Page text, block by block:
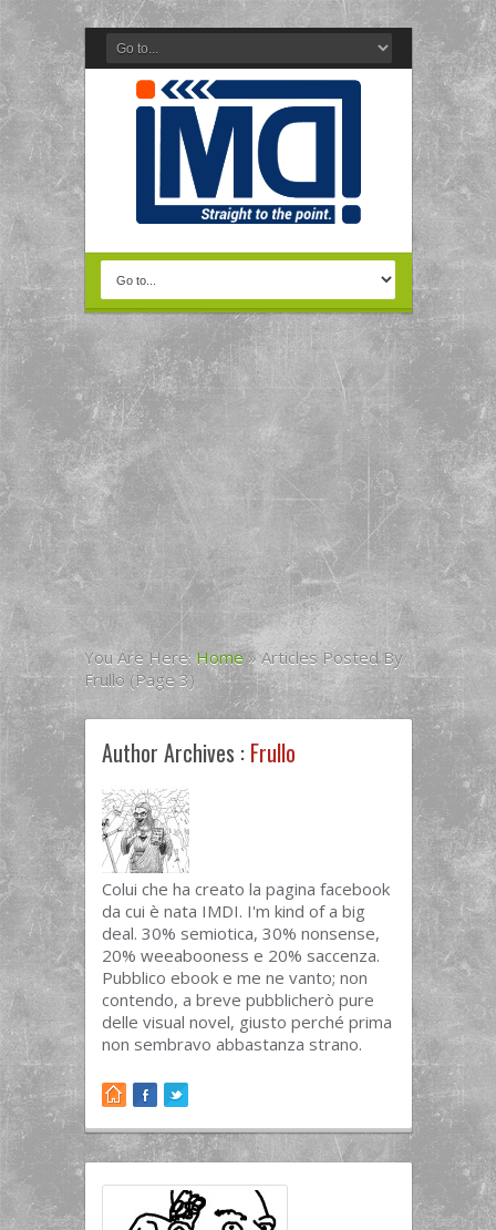
You Are Here: Home » Articles Posted By
Frullo(Page 3)
Author Archives : Frullo
Colui che ha creato la pagina facebook
da cui è nata IMDI. I'm kind of a big
deal. 30% semiotica, 30% nonsense,
20% weeabooness e 20% saccenza.
Pubblico ebook e me ne vanto; non
contendo, a breve pubblicherò pure
delle visual novel, giusto perché prima
non sembravo abbastanza strano.